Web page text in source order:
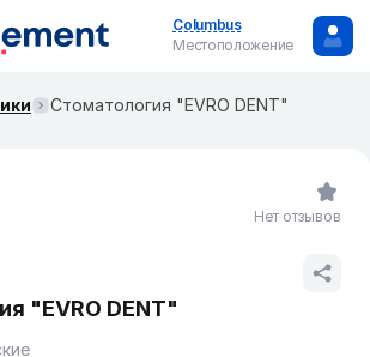
Columbus
Местоположение
Стоматология "EVRO DENT"
"EVRO DENT"
Нет отзывов